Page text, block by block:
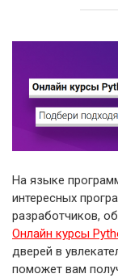
На языке
интересных
разработчиков,
Онлайн курсы
дверей в
поможет вам